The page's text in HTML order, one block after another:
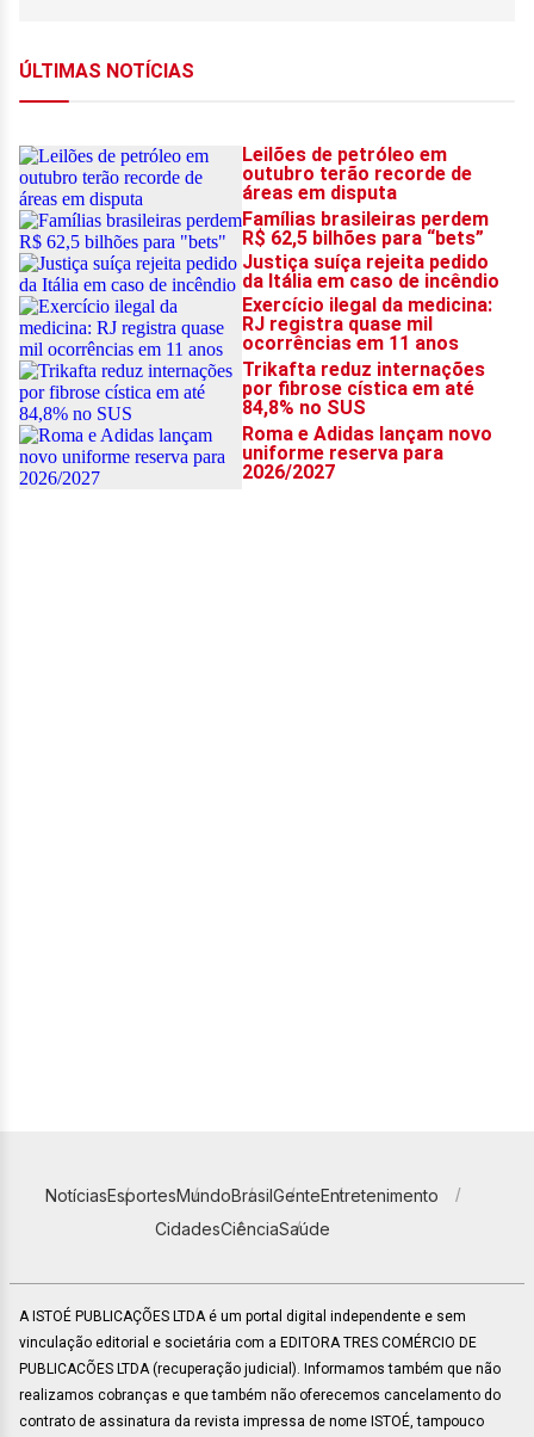
NotíciasEsportesMundoBrasilGenteEntretenimento
CidadesCiênciaSaúde
A ISTOÉ PUBLICAÇÕES LTDA é um portal digital independente e sem
vinculação editorial e societária com a EDITORA TRES COMÉRCIO DE
PUBLICACÕES LTDA (recuperação judicial). Informamos também que não
realizamos cobranças e que também não oferecemos cancelamento do
contrato de assinatura da revista impressa de nome ISTOÉ, tampouco